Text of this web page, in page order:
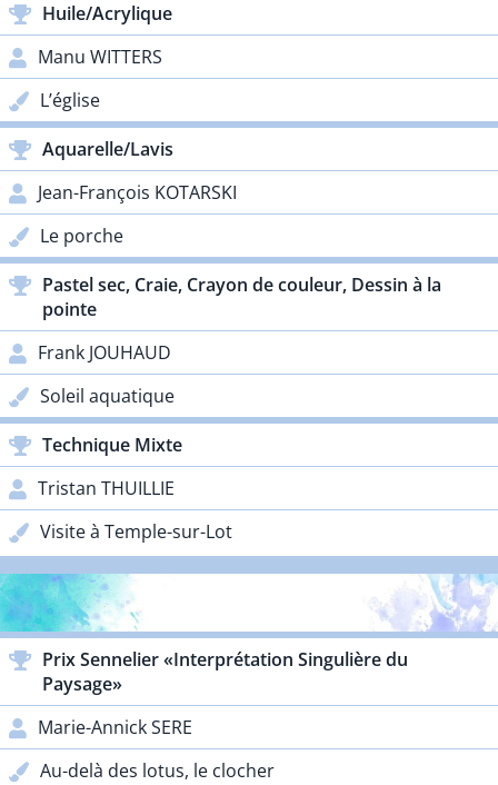
Huile/Acrylique
Manu WITTERS
L’église
Aquarelle/Lavis
Jean-François KOTARSKI
Le porche
Pastel sec, Craie, Crayon de couleur, Dessin à la
pointe
Frank JOUHAUD
Soleil aquatique
Technique Mixte
Tristan THUILLIE
Visite à Temple-sur-Lot
Prix Sennelier «Interprétation Singulière du
Paysage»
Marie-Annick SERE
Au-delà des lotus, le clocher